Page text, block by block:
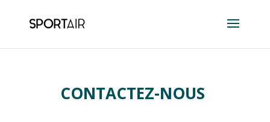
CONTACTEZ-NOUS